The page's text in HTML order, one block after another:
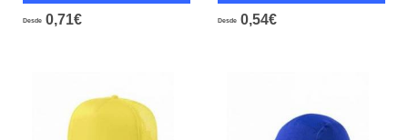
Desde 0,71€ Desde 0,54€